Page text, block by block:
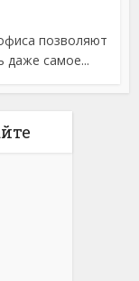
позволяют
даже самое...